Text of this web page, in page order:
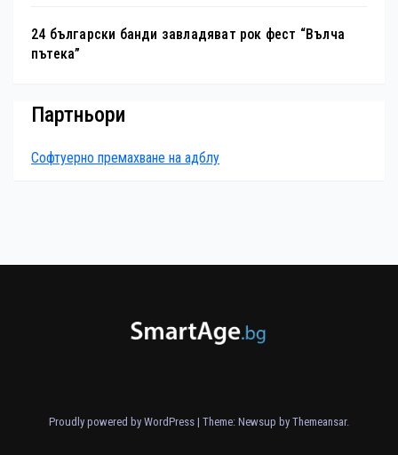
24 български банди завладяват рок фест “Вълча
пътека”
Партньори
Софтуерно премахване на адблу
Proudly powered by WordPress | Theme: Newsup by Themeansar.